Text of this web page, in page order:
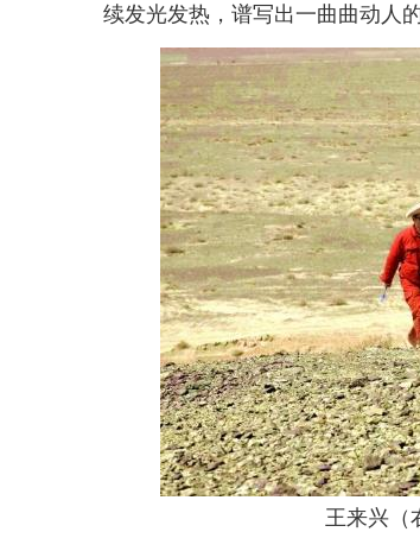
续发光发热，谱写出一曲曲动人
王来兴（